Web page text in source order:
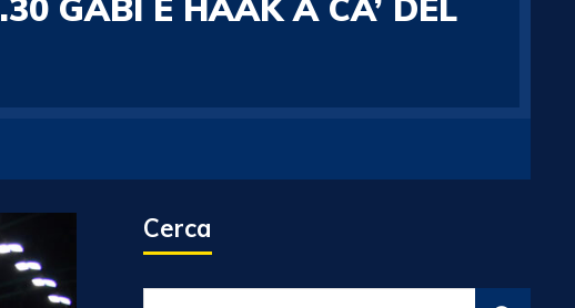
GABI E HAAK A CA’ DEL
Cerca